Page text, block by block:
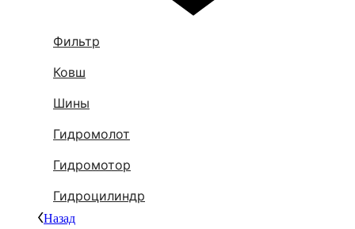
Фильтр
Ковш
Шины
Гидромолот
Гидромотор
Гидроцилиндр
Назад